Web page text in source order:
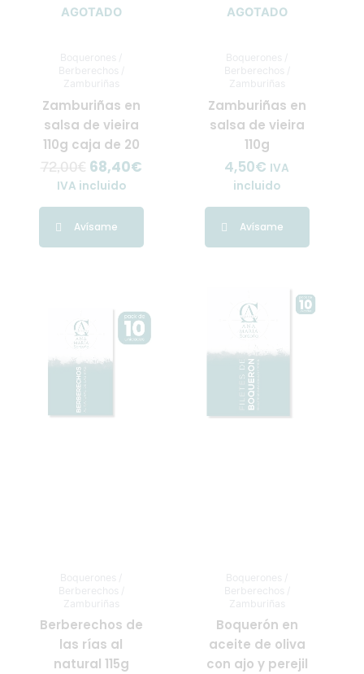
AGOTADO
Boquerones /
Berberechos /
Zamburiñas
Zamburiñas en
salsa de vieira
110g caja de 20
72,00€ 68,40€
IVA incluido
Avísame
AGOTADO
Boquerones /
Berberechos /
Zamburiñas
Zamburiñas en
salsa de vieira
110g
4,50€ IVA
incluido
Avísame
Boquerones /
Berberechos /
Zamburiñas
Berberechos de
las rías al
natural 115g
precio
original
92,50€.
precio
actual
es:
Boquerones /
Berberechos /
Zamburiñas
Boquerón en
aceite de oliva
con ajo y perejil
precio
original
El
precio